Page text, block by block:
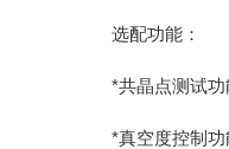
选配功能：
*共晶点测试功
*真空度控制功